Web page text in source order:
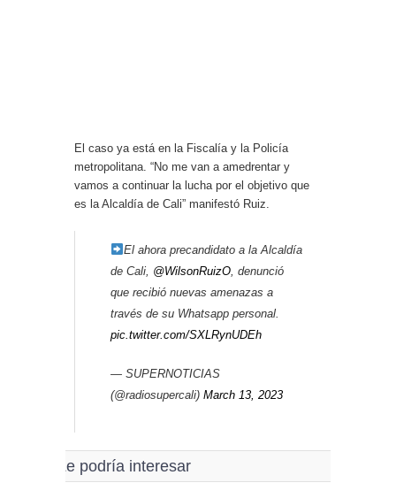
El caso ya está en la Fiscalía y la Policía
metropolitana. “No me van a amedrentar y
vamos a continuar la lucha por el objetivo que
es la Alcaldía de Cali” manifestó Ruiz.
El ahora precandidato a la Alcaldía
de Cali, @WilsonRuizO , denunció
que recibió nuevas amenazas a
través de su Whatsapp personal.
pic.twitter.com/SXLRynUDEh
— SUPERNOTICIAS
(@radiosupercali) March 13, 2023
Le podría interesar